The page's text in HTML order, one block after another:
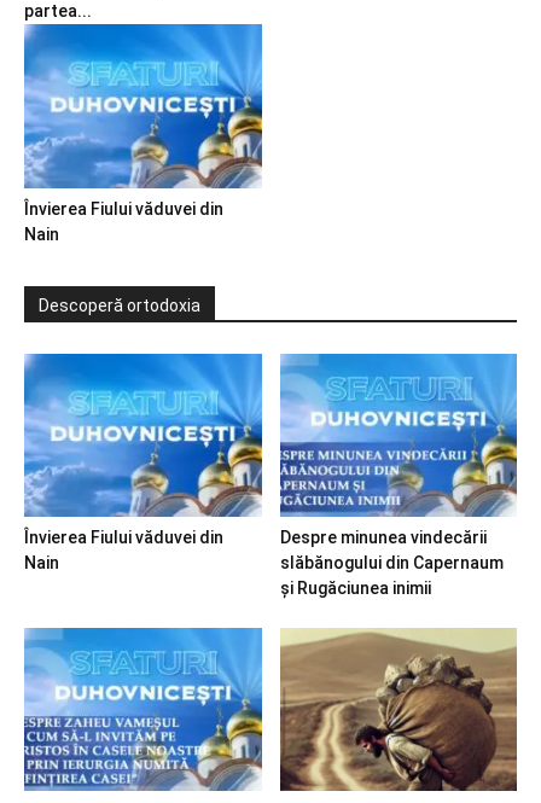
partea...
Învierea Fiului văduvei din
Nain
Descoperă ortodoxia
Învierea Fiului văduvei din
Nain
Despre minunea vindecării
slăbănogului din Capernaum
și Rugăciunea inimii